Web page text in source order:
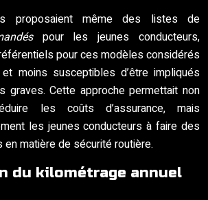
proposaient même des listes de
pour les jeunes conducteurs,
pour ces modèles considérés
moins susceptibles d’être impliqués
graves. Cette approche permettait non
les coûts d’assurance, mais
les jeunes conducteurs à faire des
matière de sécurité routière.
du kilométrage annuel